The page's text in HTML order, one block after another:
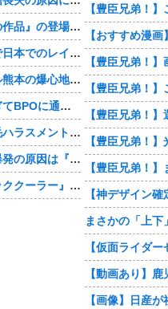
【速報】露悪系アニメ、『この作品』の登場で最盛期を迎えてしまう…
【速報】不同意性交罪の影響で日本でのレイプ認知件数爆増
【速報】専門家「イオンモール熊本の爆心地に”こんなもの”があったんだけど…」
【速報】『ヤニねこ』攻めすぎてBPOに通報される
【速報】長瀬智也さん、すね毛ハラスメントを謝罪「不快な思いをさせて申し訳ありませんでした」
【速報】熊本イオンモール、爆発の原因は『これ』の可能性
お前ら『ペルチェ素子の首ネッククーラー』使ったことあるか？
【豊臣兄弟！